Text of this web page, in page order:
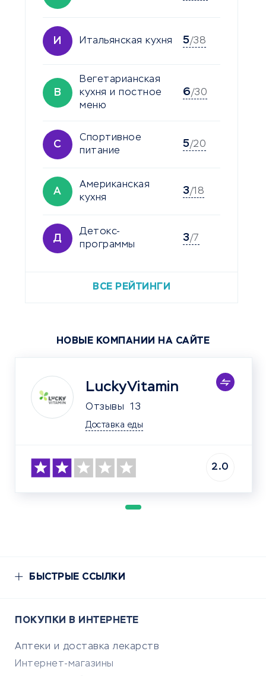
И Итальянская кухня 5/38
В
Вегетарианская
кухня и постное
меню
6/30
С
Спортивное
питание
5/20
А
Американская
кухня
3/18
Д
Детокс-
программы
3/7
ВСЕ РЕЙТИНГИ
НОВЫЕ КОМПАНИИ НА САЙТЕ
LuckyVitamin
Отзывы 13
Доставка еды
2.0
БЫСТРЫЕ ССЫЛКИ
ПОКУПКИ В ИНТЕРНЕТЕ
Аптеки и доставка лекарств
Интернет-магазины